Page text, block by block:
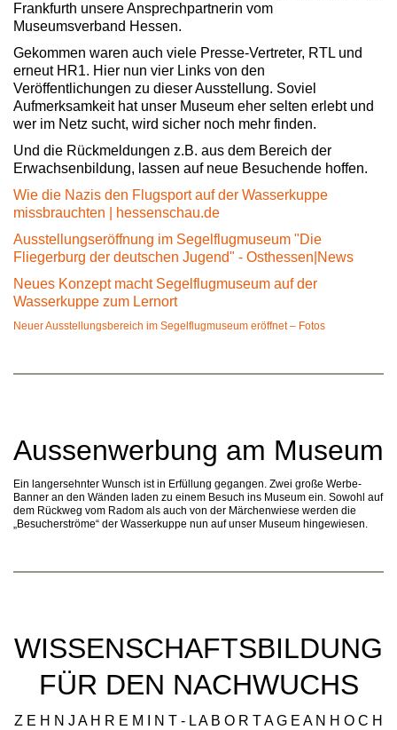
Frankfurth unsere Ansprechpartnerin vom
Museumsverband Hessen.
Gekommen waren auch viele Presse-Vertreter, RTL und
erneut HR1. Hier nun vier Links von den
Veröffentlichungen zu dieser Ausstellung. Soviel
Aufmerksamkeit hat unser Museum eher selten erlebt und
wer im Netz sucht, wird sicher noch mehr finden.
Und die Rückmeldungen z.B. aus dem Bereich der
Erwachsenbildung, lassen auf neue Besuchende hoffen.
Wie die Nazis den Flugsport auf der Wasserkuppe
missbrauchten | hessenschau.de
Ausstellungseröffnung im Segelflugmuseum "Die
Fliegerburg der deutschen Jugend" - Osthessen|News
Neues Konzept macht Segelflugmuseum auf der
Wasserkuppe zum Lernort
Neuer Ausstellungsbereich im Segelflugmuseum eröffnet – Fotos
Aussenwerbung am Museum
Ein langersehnter Wunsch ist in Erfüllung gegangen. Zwei große Werbe-
Banner an den Wänden laden zu einem Besuch ins Museum ein. Sowohl auf
dem Rückweg vom Radom als auch von der Märchenwiese werden die
„Besucherströme“ der Wasserkuppe nun auf unser Museum hingewiesen.
WISSENSCHAFTSBILDUNG
FÜR DEN NACHWUCHS
Z E H N J A H R E M I N T - L A B O R T A G E A N H O C H